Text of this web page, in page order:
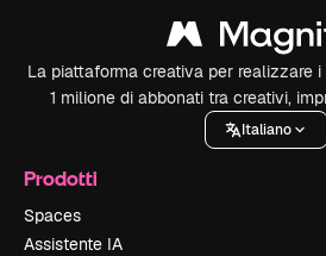
La piattaforma creativa per realizzare
1 milione di abbonati tra creativi,
Italiano
Prodotti
Spaces
Assistente IA